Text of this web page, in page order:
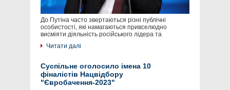
До Путіна часто звертаються різні публічні
особистості, які намагаються привселюдно
висміяти діяльність російського лідера та
Читати далі
Суспільне оголосило імена 10
фіналістів Нацвідбору
"Євробачення-2023"